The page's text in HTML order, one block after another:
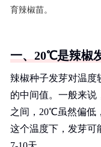
育辣椒苗。
一、20℃是辣椒
辣椒种子发芽对温度
的中间值。一般来
之间，20℃虽然偏低
这个温度下，发芽可